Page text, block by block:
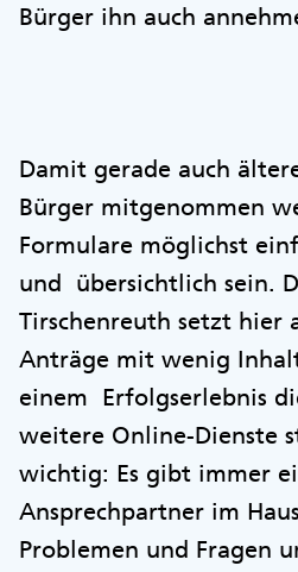
Bürger ihn auch
Damit gerade auch
Bürger mitgenommen
Formulare möglichst
und übersichtlich sein.
Tirschenreuth setzt hier
Anträge mit wenig
einem Erfolgserlebnis
weitere Online-Dienste
wichtig: Es gibt immer
Ansprechpartner im
Problemen und Fragen